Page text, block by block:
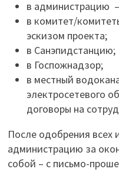
в администрацию
в комитет/
эскизом проекта;
в Санэпидстанцию;
в Госпожнадзор;
в местный
электросетевого
договоры на
После одобрения всех
администрацию за
собой – с письмо-